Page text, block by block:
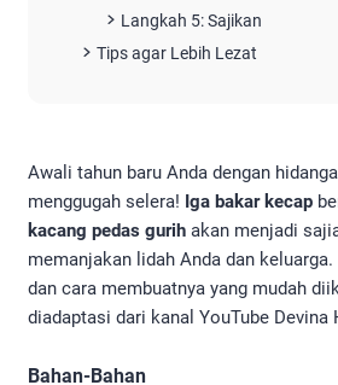
Langkah 5: Sajikan
Tips agar Lebih Lezat
Awali tahun baru Anda dengan
menggugah selera! Iga bakar kecap
kacang pedas gurih akan menjadi
memanjakan lidah Anda dan
dan cara membuatnya yang mudah
diadaptasi dari kanal YouTube Devina
Bahan-Bahan